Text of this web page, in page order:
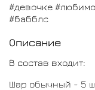
#девочке
#бабблс
Описание
В состав входит:
Шар обычный - 5